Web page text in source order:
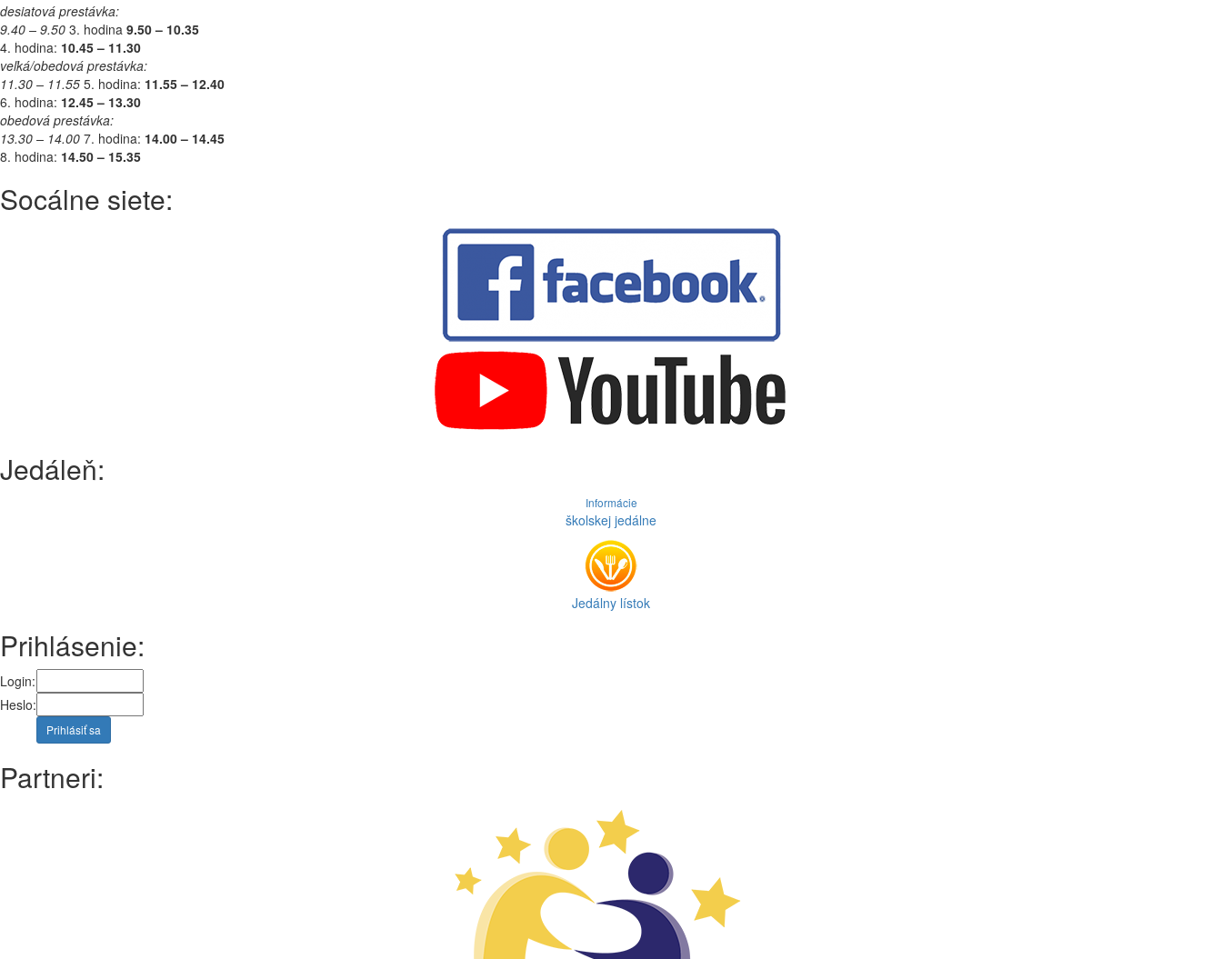
desiatová prestávka:
9.40 – 9.50 3. hodina 9.50 – 10.35
4. hodina: 10.45 – 11.30
veľká/obedová prestávka:
11.30 – 11.55 5. hodina: 11.55 – 12.40
6. hodina: 12.45 – 13.30
obedová prestávka:
13.30 – 14.00 7. hodina: 14.00 – 14.45
8. hodina: 14.50 – 15.35
Socálne siete:
Jedáleň:
Informácie
školskej jedálne
Jedálny lístok
Prihlásenie:
Login:
Heslo:
Prihlásiť sa
Partneri: